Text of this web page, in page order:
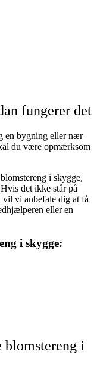
fungerer det
en bygning eller nær
du være opmærksom
i skygge,
det ikke står på
vil vi anbefale dig at få
eller en
i skygge:
i